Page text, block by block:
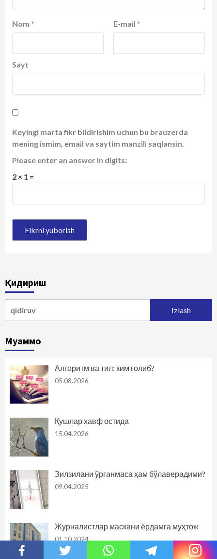
Nom * E-mail *
Sayt
Keyingi marta fikr bildirishim uchun bu brauzerda
mening ismim, email va saytim manzili saqlansin.
Please enter an answer in digits:
2 × 1 =
Қидириш
Муаммо
Алгоритм ва тил: ким ғолиб?
05.08.2026
Қушлар хавф остида
15.04.2026
Зилзилани ўрганмаса ҳам бўлаверадими?
09.04.2025
Журналистлар маскани ёрдамга муҳтож
01.10.2024